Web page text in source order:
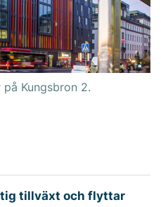
Kungsbron 2.
tillväxt och flyttar